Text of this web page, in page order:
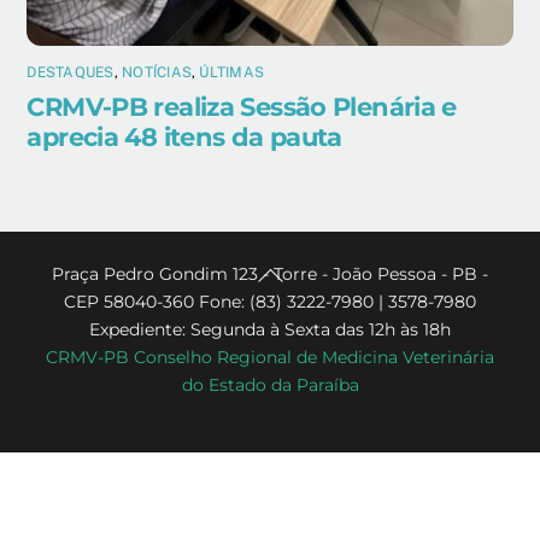
DESTAQUES, NOTÍCIAS, ÚLTIMAS
CRMV-PB realiza Sessão Plenária e
aprecia 48 itens da pauta
Back
To
Top
Praça Pedro Gondim 123 - Torre - João Pessoa - PB -
CEP 58040-360 Fone: (83) 3222-7980 | 3578-7980
Expediente: Segunda à Sexta das 12h às 18h
CRMV-PB Conselho Regional de Medicina Veterinária
do Estado da Paraíba